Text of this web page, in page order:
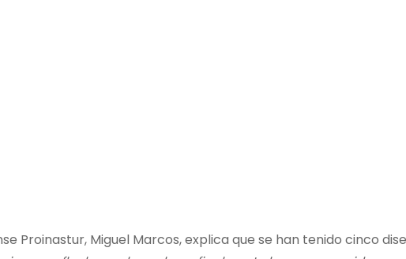
Proinastur, Miguel Marcos, explica que se han tenido cinco